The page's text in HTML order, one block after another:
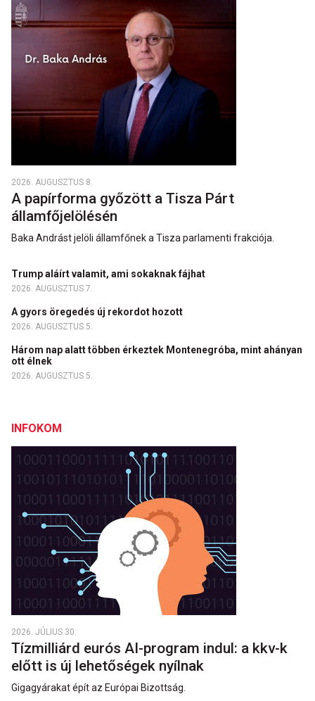
2026. AUGUSZTUS 8.
A papírforma győzött a Tisza Párt
államfőjelölésén
Baka Andrást jelöli államfőnek a Tisza parlamenti frakciója.
Trump aláírt valamit, ami sokaknak fájhat
2026. AUGUSZTUS 7.
A gyors öregedés új rekordot hozott
2026. AUGUSZTUS 5.
Három nap alatt többen érkeztek Montenegróba, mint ahányan
ott élnek
2026. AUGUSZTUS 5.
INFOKOM
2026. JÚLIUS 30.
Tízmilliárd eurós AI-program indul: a kkv-k
előtt is új lehetőségek nyílnak
Gigagyárakat épít az Európai Bizottság.